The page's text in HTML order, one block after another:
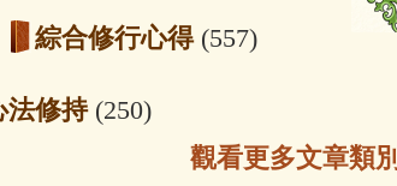
綜合修行心得 (557)
法修持 (250)
觀看更多文章類別